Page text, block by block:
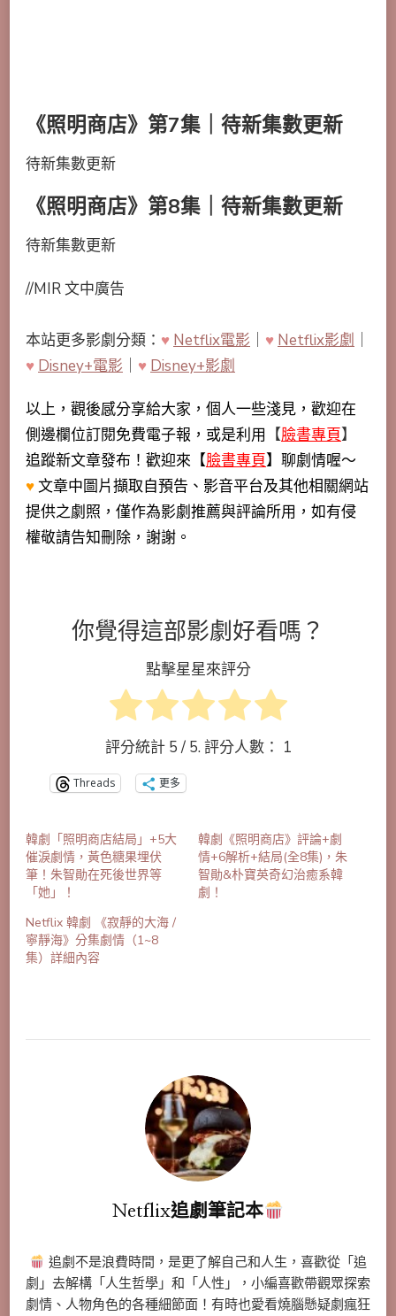
《照明商店》第7集｜待新集數更新
待新集數更新
《照明商店》第8集｜待新集數更新
待新集數更新
//MIR 文中廣告
本站更多影劇分類： ♥ Netflix電影 ♥ Netflix影劇
♥ Disney+電影 ♥ Disney+影劇
以上，觀後感分享給大家，個人一些淺見，歡迎在
側邊欄位訂閱免費電子報，或是利用 【臉書專頁】
追蹤新文章發布！歡迎來【臉書專頁】聊劇情喔～
♥文章中圖片擷取自預告、影音平台及其他相關網站
提供之劇照，僅作為影劇推薦與評論所用，如有侵
權敬請告知刪除，謝謝。
你覺得這部影劇好看嗎？
點擊星星來評分
評分統計 5/ 5. 評分人數： 1
Threads 更多
韓劇「照明商店結局」+5大
催淚劇情，黃色糖果埋伏
筆！朱智勛在死後世界等
「她」！
韓劇《照明商店》評論+劇
情+6解析+結局(全8集)，朱
智勛&朴寶英奇幻治癒系韓
劇！
Netflix 韓劇 《寂靜的大海 /
寧靜海》分集劇情（1~8
集）詳細內容
Netflix追劇筆記本
追劇不是浪費時間，是更了解自己和人生，喜歡從「追
劇」去解構「人生哲學」和「人性」，小編喜歡帶觀眾探索
劇情、人物角色的各種細節面！有時也愛看燒腦懸疑劇瘋狂